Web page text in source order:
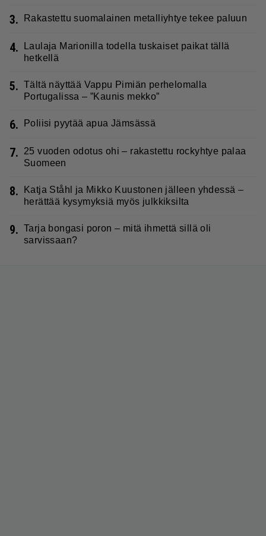
3. Rakastettu suomalainen metalliyhtye tekee paluun
4.
Laulaja Marionilla todella tuskaiset paikat tällä
hetkellä
5. Tältä näyttää Vappu Pimiän perhelomalla
Portugalissa – ”Kaunis mekko”
6. Poliisi pyytää apua Jämsässä
7.
25 vuoden odotus ohi – rakastettu rockyhtye palaa
Suomeen
8.
Katja Ståhl ja Mikko Kuustonen jälleen yhdessä –
herättää kysymyksiä myös julkkiksilta
9. Tarja bongasi poron – mitä ihmettä sillä oli
sarvissaan?